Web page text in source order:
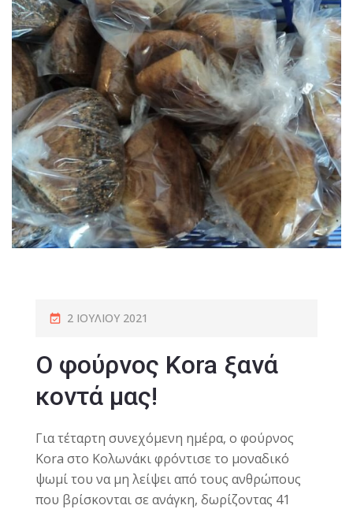
2 ΙΟΥΛΊΟΥ 2021
O φούρνος Kora ξανά
κοντά μας!
Για τέταρτη συνεχόμενη ημέρα, ο φούρνος
Kora στο Κολωνάκι φρόντισε το μοναδικό
ψωμί του να μη λείψει από τους ανθρώπους
που βρίσκονται σε ανάγκη, δωρίζοντας 41